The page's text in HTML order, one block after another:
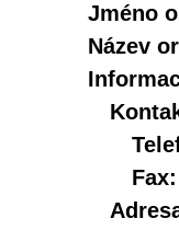
Jméno
Název
Fax: